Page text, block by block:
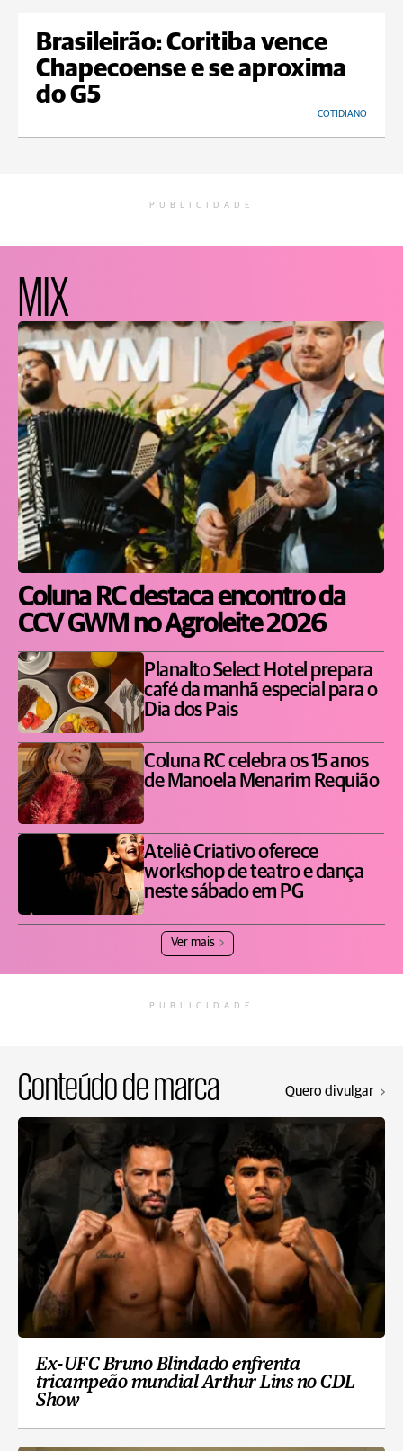
Brasileirão: Coritiba vence
Chapecoense e se aproxima
do G5
COTIDIANO
PUBLICIDADE
MIX
Coluna RC destaca encontro da
CCV GWM no Agroleite 2026
Planalto Select Hotel prepara
café da manhã especial para o
Dia dos Pais
Coluna RC celebra os 15 anos
de Manoela Menarim Requião
Ateliê Criativo oferece
workshop de teatro e dança
neste sábado em PG
Ver mais
PUBLICIDADE
Conteúdo de marca Quero divulgar
Ex-UFC Bruno Blindado enfrenta
tricampeão mundial Arthur Lins no CDL
Show